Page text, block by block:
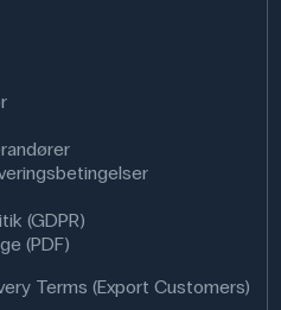
(GDPR)
(PDF)
Terms (Export Customers)